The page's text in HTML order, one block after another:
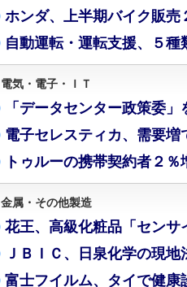
ホンダ、上半期バイク販売
自動運転・運転支援、５種
電気・電子・ＩＴ
「データセンター政策委
電子セレスティカ、需要増
トゥルーの携帯契約者２
金属・その他製造
花王、高級化粧品「センサ
ＪＢＩＣ、日泉化学の現
富士フイルム、タイで健康